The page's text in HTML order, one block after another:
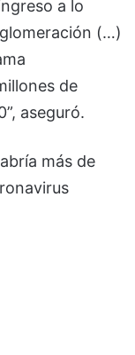
a lo
(…)
de
aseguró.
más de